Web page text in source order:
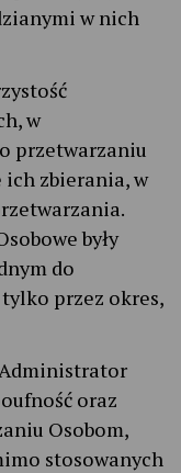
w nich
w
przetwarzaniu
ich zbierania, w
były
do
przez okres,
Administrator
oraz
Osobom,
stosowanych